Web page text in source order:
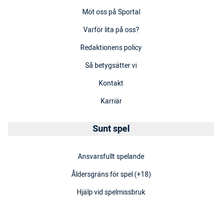
Möt oss på Sportal
Varför lita på oss?
Redaktionens policy
Så betygsätter vi
Kontakt
Karriär
Sunt spel
Ansvarsfullt spelande
Åldersgräns för spel (+18)
Hjälp vid spelmissbruk